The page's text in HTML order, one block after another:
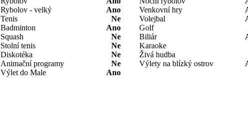
Rybolov - velký
Ano Venkovní hry
Tenis
Ne Volejbal
Badminton
Ano Golf
Squash
Ne Biliár
Stolní tenis
Ne Karaoke
Diskotéka
Ne Živá hudba
Animační programy
Ne Výlety na blízký ostrov
Výlet do Male
Ano